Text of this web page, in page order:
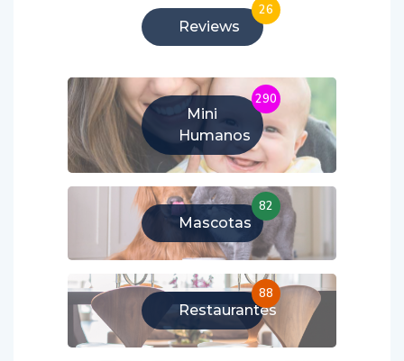
Reviews
26
Mini
Humanos
290
Mascotas
82
Restaurantes
88